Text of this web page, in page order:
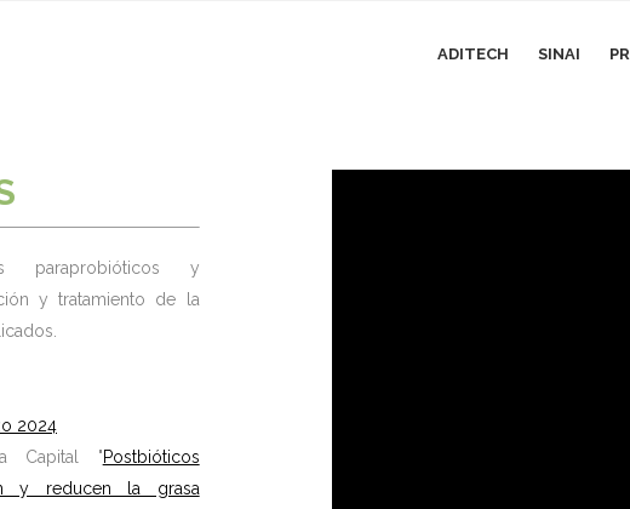
ADITECH SINAI
paraprobióticos y
y tratamiento de la
2024
Capital "Postbióticos
y reducen la grasa